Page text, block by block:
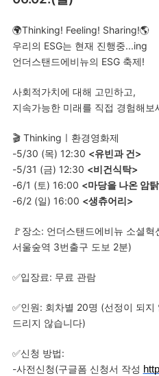
🌍Thinking! Feeling! Sharing!🌎
우리의 ESG는 현재 진행중...ing
언더스탠드에비뉴의 ESG 축제!
사회적가치에 대해 고민하고,
지속가능한 미래를 직접 경험해보
🎬 Thinkingㅣ환경영화제
-5/30 (목) 12:30 <유빈과 건>
-5/31 (금) 12:30 <비건식탁>
-6/1 (토) 16:00 <마당을 나온 암
-6/2 (일) 16:00 <생츄어리>
🚩장소: 언더스탠드에비뉴 소셜
서울숲역 3번출구 도보 2분)
✅입장료: 무료 관람
✅인원: 회차별 20명 (선정이 되
드리지 않습니다)
✅신청 방법:
-사전신청(구글폼 신청서 작성